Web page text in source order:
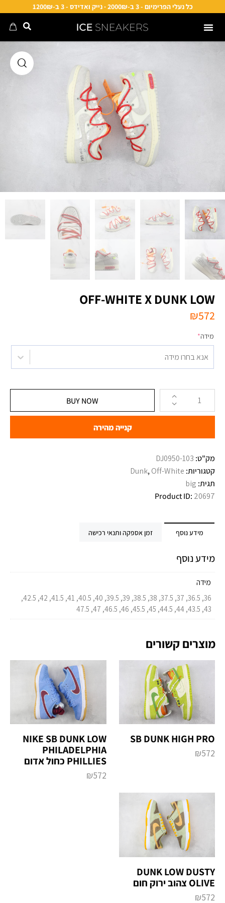
כל נעלי הפרימיום - 3 ב-2000₪ · נייק ואדידס - 3 ב-1200₪
OFF-WHITE X DUNK LOW
₪572
מידה*
אנא בחרו מידה
BUY NOW
קנייה מהירה
מק"ט: DJ0950-103
קטגוריות:
Dunk,Off-White
תגית: big
Product ID: 20697
מידע נוסף זמן אספקה ותנאי רכישה
מידע נוסף
מידה
36, 36.5, 37, 37.5, 38, 38.5, 39, 39.5, 40, 40.5, 41, 41.5, 42, 42.5,
43, 43.5, 44, 44.5, 45, 45.5, 46, 46.5, 47, 47.5
מוצרים קשורים
SB DUNK HIGH PRO
₪572
NIKE SB DUNK LOW
PHILADELPHIA
PHILLIES כחול אדום
₪572
DUNK LOW DUSTY
OLIVE צהוב ירוק חום
₪572